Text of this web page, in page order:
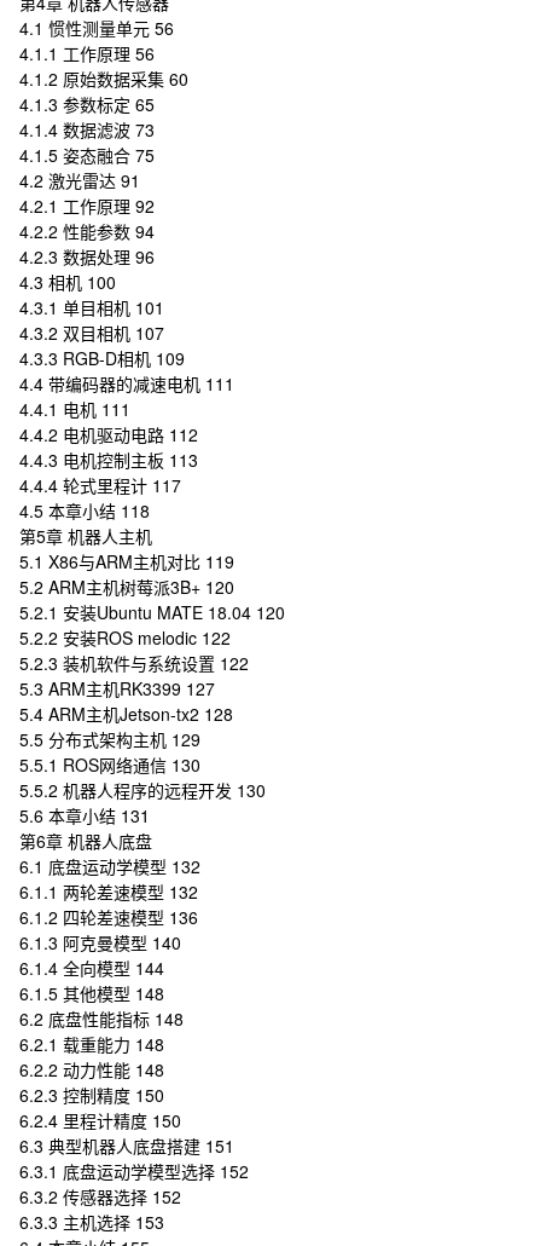
4.1 惯性测量单元 56
4.1.1 工作原理 56
4.1.2 原始数据采集 60
4.1.3 参数标定 65
4.1.4 数据滤波 73
4.1.5 姿态融合 75
4.2 激光雷达 91
4.2.1 工作原理 92
4.2.2 性能参数 94
4.2.3 数据处理 96
4.3 相机 100
4.3.1 单目相机 101
4.3.2 双目相机 107
4.3.3 RGB-D相机 109
4.4 带编码器的减速电机 111
4.4.1 电机 111
4.4.2 电机驱动电路 112
4.4.3 电机控制主板 113
4.4.4 轮式里程计 117
4.5 本章小结 118
第5章 机器人主机
5.1 X86与ARM主机对比 119
5.2 ARM主机树莓派3B+ 120
5.2.1 安装Ubuntu MATE 18.04 120
5.2.2 安装ROS melodic 122
5.2.3 装机软件与系统设置 122
5.3 ARM主机RK3399 127
5.4 ARM主机Jetson-tx2 128
5.5 分布式架构主机 129
5.5.1 ROS网络通信 130
5.5.2 机器人程序的远程开发 130
5.6 本章小结 131
第6章 机器人底盘
6.1 底盘运动学模型 132
6.1.1 两轮差速模型 132
6.1.2 四轮差速模型 136
6.1.3 阿克曼模型 140
6.1.4 全向模型 144
6.1.5 其他模型 148
6.2 底盘性能指标 148
6.2.1 载重能力 148
6.2.2 动力性能 148
6.2.3 控制精度 150
6.2.4 里程计精度 150
6.3 典型机器人底盘搭建 151
6.3.1 底盘运动学模型选择 152
6.3.2 传感器选择 152
6.3.3 主机选择 153